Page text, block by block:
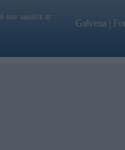
nav saistīts ar
Galvena